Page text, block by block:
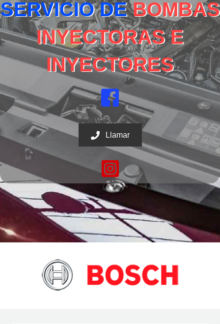
SERVICIO DE BOMBAS
INYECTORAS E
INYECTORES
Llamar